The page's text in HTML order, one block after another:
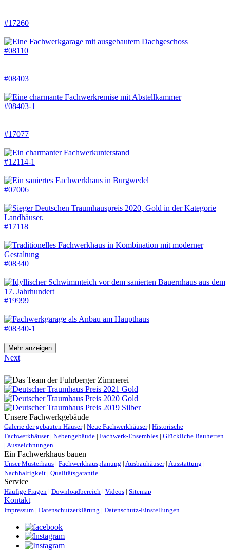
#17260
#08110
#08403
#08403-1
#17077
#12114-1
#07006
#17118
#08340
#19999
#08340-1
Mehr anzeigen
Next
Unsere Fachwerkgebäude
Galerie der gebauten Häuser| Neue Fachwerkhäuser| Historische
Fachwerkhäuser| Nebengebäude | Fachwerk-Ensembles | Glückliche Bauherren
| Auszeichnungen
Ein Fachwerkhaus bauen
Unser Musterhaus | Fachwerkhausplanung | Ausbauhäuser| Ausstattung |
Nachhaltigkeit | Qualitätsgarantie
Service
Häufige Fragen | Downloadbereich | Videos | Sitemap
Kontakt
Impressum | Datenschutzerklärung | Datenschutz-Einstellungen